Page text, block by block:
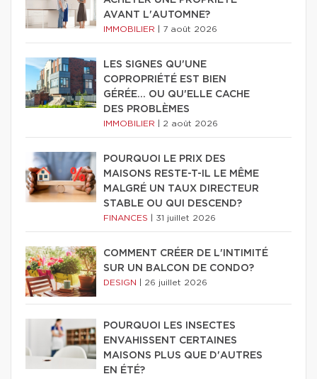
AVANT L'AUTOMNE?
IMMOBILIER 7 août 2026
LES SIGNES QU'UNE
COPROPRIÉTÉ EST BIEN
GÉRÉE… OU QU'ELLE CACHE
DES PROBLÈMES
IMMOBILIER 2 août 2026
POURQUOI LE PRIX DES
MAISONS RESTE-T-IL LE MÊME
MALGRÉ UN TAUX DIRECTEUR
STABLE OU QUI DESCEND?
FINANCES 31 juillet 2026
COMMENT CRÉER DE L'INTIMITÉ
SUR UN BALCON DE CONDO?
DESIGN 26 juillet 2026
POURQUOI LES INSECTES
ENVAHISSENT CERTAINES
MAISONS PLUS QUE D'AUTRES
EN ÉTÉ?